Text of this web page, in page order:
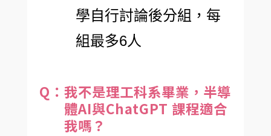
學自行討論後分組，每
組最多6人
Q：我不是理工科系畢業，半導
體AI與ChatGPT 課程適合
我嗎？